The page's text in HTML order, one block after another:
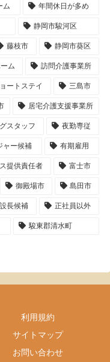
ム 年間休日が多め
静岡市駿河区
藤枝市 静岡市葵区
ム 訪問介護事業所
ートステイ 三島市
居宅介護支援事業所
スタッフ 夜勤専従
ャー候補 有期雇用
提供責任者 富士市
御殿場市 島田市
長候補 正社員以外
駿東郡清水町
利用規約
サイトマップ
お問い合わせ